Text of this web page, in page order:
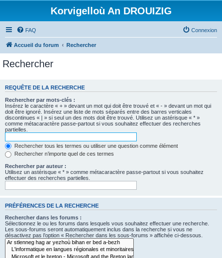
Korvigelloù An DROUIZIG
FAQ Connexion
Accueil du forum Rechercher
Rechercher
REQUÊTE DE LA RECHERCHE
Rechercher par mots-clés :
Insérez le caractère « + » devant un mot qui doit être trouvé et « - » devant un mot qui
doit être ignoré. Insérez une liste de mots séparés entre des barres verticales
discontinues « | » si seul un des mots doit être trouvé. Utilisez un astérisque « * »
comme métacaractère passe-partout si vous souhaitez effectuer des recherches
partielles.
Rechercher tous les termes ou utiliser une question comme élément
Rechercher n’importe quel de ces termes
Rechercher par auteur :
Utilisez un astérisque « * » comme métacaractère passe-partout si vous souhaitez
effectuer des recherches partielles.
PRÉFÉRENCES DE LA RECHERCHE
Rechercher dans les forums :
Sélectionnez le ou les forums dans lesquels vous souhaitez effectuer une recherche.
Les sous-forums seront automatiquement inclus dans la recherche si vous ne
désactivez pas l’option « Rechercher dans les sous-forums » affichée ci-dessous.